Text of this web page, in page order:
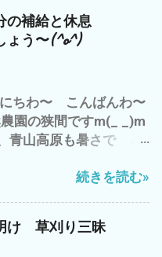
？ 子供のまま のほ
6月 04, 2023 午後から
ジャンボニンニク も、
、来年の種芋に^^; や
と、 藪蚊が〜(*´ω｀*)
の言葉？ で、 「コスパ
生産するのにかかる費
成果と生産量の対比が
補給と休息
ょう〜(^o^)
ちわ〜 こんばんわ〜
園の狭間ですm(_ _)m
青山高原も暑さで ど
では、 梅雨明けから
わたしゃ〜 相変わら
続きを読む»
け 草刈り三昧